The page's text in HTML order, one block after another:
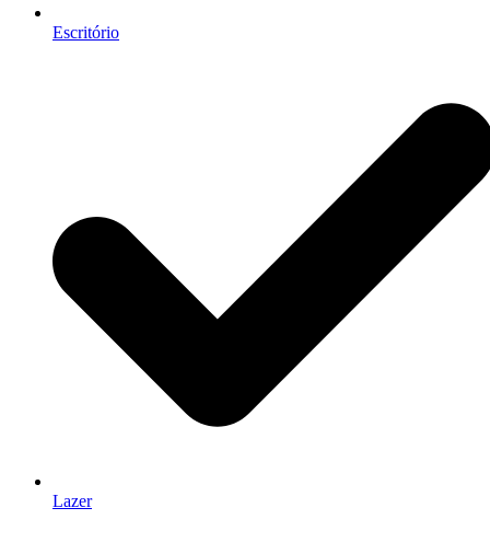
Escritório
Lazer